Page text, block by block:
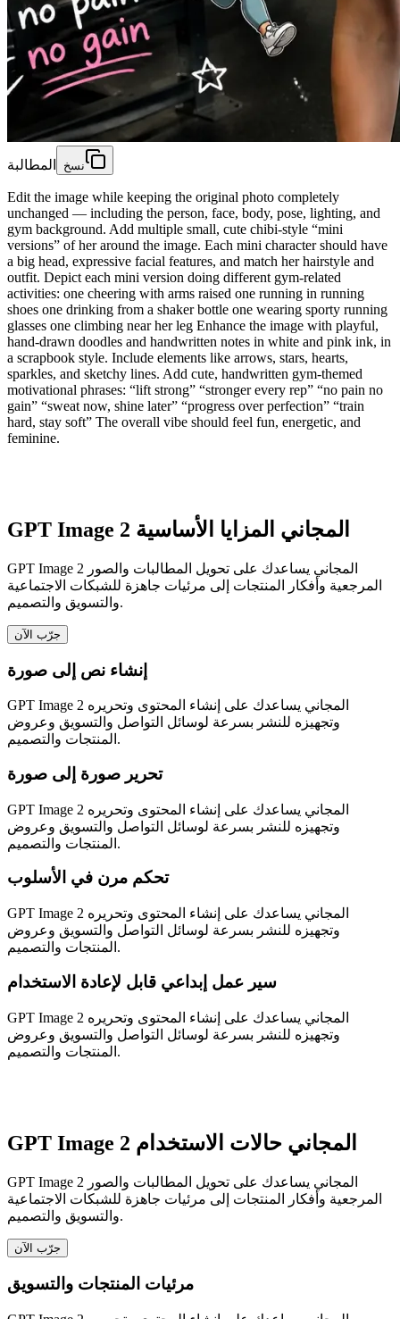
المطالبة نسخ
Edit the image while keeping the original photo completely
unchanged — including the person, face, body, pose, lighting, and
gym background. Add multiple small, cute chibi-style “mini
versions” of her around the image. Each mini character should have
a big head, expressive facial features, and match her hairstyle and
outfit. Depict each mini version doing different gym-related
activities: one cheering with arms raised one running in running
shoes one drinking from a shaker bottle one wearing sporty running
glasses one climbing near her leg Enhance the image with playful,
hand-drawn doodles and handwritten notes in white and pink ink, in
a scrapbook style. Include elements like arrows, stars, hearts,
sparkles, and sketchy lines. Add cute, handwritten gym-themed
motivational phrases: “lift strong” “stronger every rep” “no pain no
gain” “sweat now, shine later” “progress over perfection” “train
hard, stay soft” The overall vibe should feel fun, energetic, and
feminine.
GPT Image 2 المجاني المزايا الأساسية
GPT Image 2 المجاني يساعدك على تحويل المطالبات والصور
المرجعية وأفكار المنتجات إلى مرئيات جاهزة للشبكات الاجتماعية
والتسويق والتصميم.
جرّب الآن
إنشاء نص إلى صورة
GPT Image 2 المجاني يساعدك على إنشاء المحتوى وتحريره
وتجهيزه للنشر بسرعة لوسائل التواصل والتسويق وعروض
المنتجات والتصميم.
تحرير صورة إلى صورة
GPT Image 2 المجاني يساعدك على إنشاء المحتوى وتحريره
وتجهيزه للنشر بسرعة لوسائل التواصل والتسويق وعروض
المنتجات والتصميم.
تحكم مرن في الأسلوب
GPT Image 2 المجاني يساعدك على إنشاء المحتوى وتحريره
وتجهيزه للنشر بسرعة لوسائل التواصل والتسويق وعروض
المنتجات والتصميم.
سير عمل إبداعي قابل لإعادة الاستخدام
GPT Image 2 المجاني يساعدك على إنشاء المحتوى وتحريره
وتجهيزه للنشر بسرعة لوسائل التواصل والتسويق وعروض
المنتجات والتصميم.
GPT Image 2 المجاني حالات الاستخدام
GPT Image 2 المجاني يساعدك على تحويل المطالبات والصور
المرجعية وأفكار المنتجات إلى مرئيات جاهزة للشبكات الاجتماعية
والتسويق والتصميم.
جرّب الآن
مرئيات المنتجات والتسويق